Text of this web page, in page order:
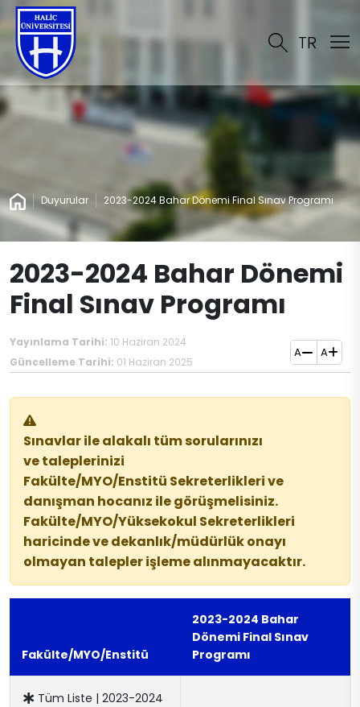
TR
Duyurular 2023-2024 Bahar Dönemi Final Sınav Programı
2023-2024 Bahar Dönemi
Final Sınav Programı
Yayınlama Tarihi: 10 Haziran 2024
Güncelleme Tarihi: 01 Haziran 2025
A A
Sınavlar ile alakalı tüm sorularınızı
ve taleplerinizi
Fakülte/MYO/Enstitü Sekreterlikleri ve
danışman hocanız ile görüşmelisiniz.
Fakülte/MYO/Yüksekokul Sekreterlikleri
haricinde ve dekanlık/müdürlük onayı
olmayan talepler işleme alınmayacaktır.
Fakülte/MYO/Enstitü
2023-2024 Bahar
Dönemi Final Sınav
Programı
Tüm Liste | 2023-2024